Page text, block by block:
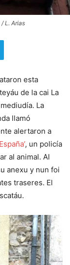
L. Arias
esta
de la cai La
La
llamó
alertaron a
, un policía
al animal. Al
anexu y nun foi
traseres. El